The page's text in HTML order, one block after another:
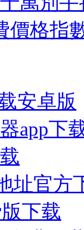
價格指
安卓版
app下
址官方
下载